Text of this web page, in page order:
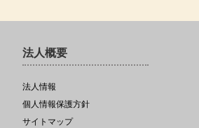
法人概要
法人情報
個人情報保護方針
サイトマップ